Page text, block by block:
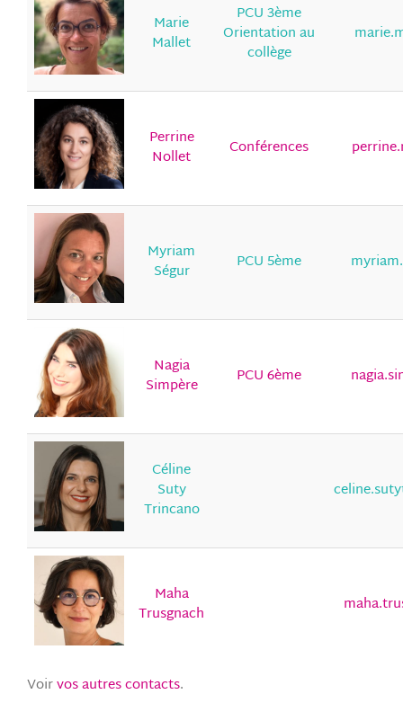
Marie
Mallet
PCU 3ème
Orientation au
collège
Perrine
Nollet
Conférences
Myriam
Ségur
PCU 5ème
Nagia
Simpère
PCU 6ème
Céline
Suty
Trincano
Maha
Trusgnach
Voirvos autres contacts.